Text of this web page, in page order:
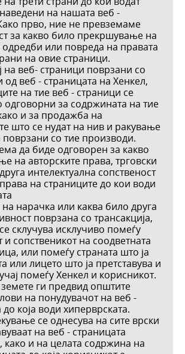
на нашата веб -
прво, ние не превземаме
за какво било прекршување на
одредби или повреда на правата
на овие страници.
на веб- страници поврзани со
од веб - страницата на Хенкел,
на тие веб - страници се
одговорни за содржината на тие
и за продажба на
што се нудат на нив и ракување
поврзани со тие производи.
да биде одговорен за какво
на авторските права, трговски
интелектуална сопственост
на страниците до кои води
на нарачка или каква било друга
поврзана со трансакција,
склучува исклучиво помеѓу
и сопственикот на соодветната
или помеѓу страната што ја
или лицето што ја претставува и
помеѓу Хенкел и корисникот.
ги предвид општите
на понудувачот на веб -
до која води хиперврската.
се однесува на сите врски
на веб - страницата
како и на целата содржина на